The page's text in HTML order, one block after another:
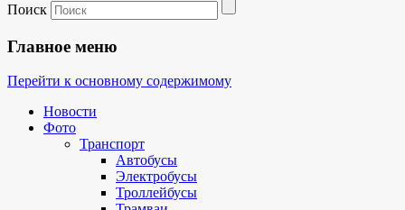
Поиск
Главное меню
Перейти к основному содержимому
Новости
Фото
Транспорт
Автобусы
Электробусы
Троллейбусы